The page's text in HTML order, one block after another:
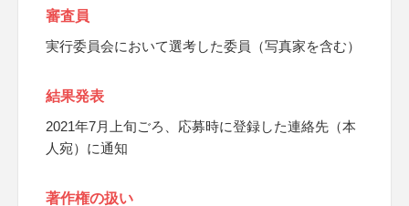
審査員
実行委員会において選考した委員（写真家を含む）
結果発表
2021年7月上旬ごろ、応募時に登録した連絡先（本
人宛）に通知
著作権の扱い